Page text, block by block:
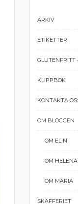
ARKIV
ETIKETTER
GLUTENFRITT
KLIPPBOK
KONTAKTA
OM BLOGGEN
OM ELIN
OM HELENA
OM MARIA
SKAFFERIET